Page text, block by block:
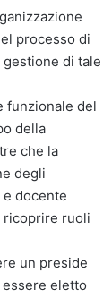
processo di
di tale
funzionale del
della
che la
degli
docente
ricoprire ruoli
un preside
eletto